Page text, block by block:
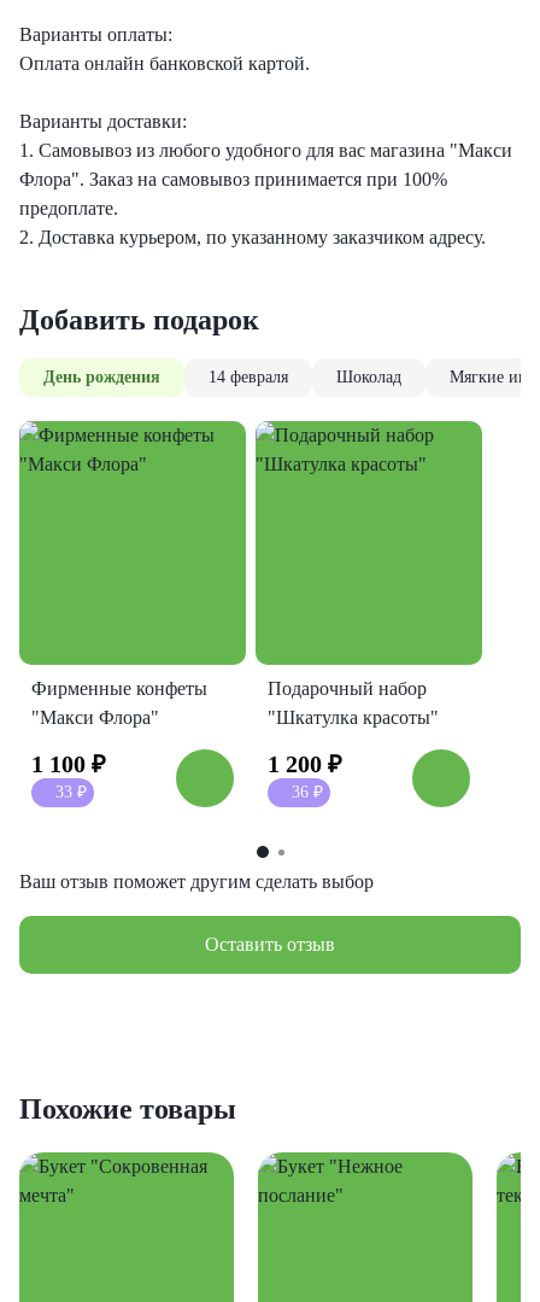
Варианты оплаты:
Оплата онлайн банковской картой.
Варианты доставки:
1. Самовывоз из любого удобного для вас магазина "Макси
Флора". Заказ на самовывоз принимается при 100%
предоплате.
2. Доставка курьером, по указанному заказчиком адресу.
Добавить подарок
День рождения 14 февраля Шоколад Мягкие
Фирменные конфеты
"Макси Флора"
1 100 ₽
33 ₽
Подарочный набор
"Шкатулка красоты"
1 200 ₽
36 ₽
Ваш отзыв поможет другим сделать выбор
Оставить отзыв
Похожие товары